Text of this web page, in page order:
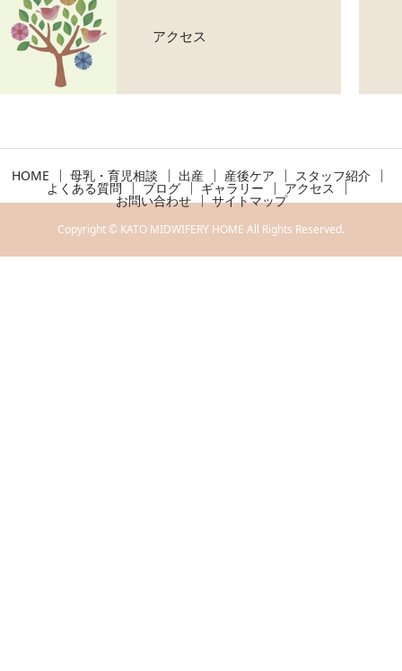
アクセス
HOME 母乳・育児相談 出産 産後ケア スタッフ紹介
よくある質問 ブログ ギャラリー アクセス
お問い合わせ サイトマップ
Copyright © KATO MIDWIFERY HOME All Rights Reserved.